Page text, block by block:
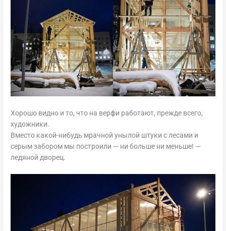
Хорошо видно и то, что на верфи работают, прежде всего,
художники.
Вместо какой-нибудь мрачной унылой штуки с лесами и
серым забором мы построили — ни больше ни меньше! —
ледяной дворец.